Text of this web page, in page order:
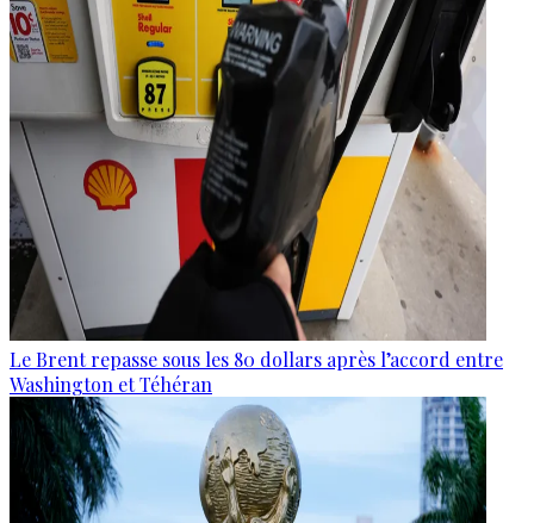
Le Brent repasse sous les 80 dollars après l’accord entre
Washington et Téhéran